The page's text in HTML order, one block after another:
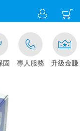
點我看
固 專人服務 升級金賺